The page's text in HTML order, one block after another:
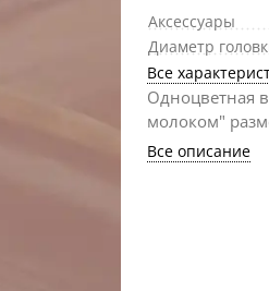
Аксессуары
Диаметр
Все
Одноцветная
молоком"
Все описание